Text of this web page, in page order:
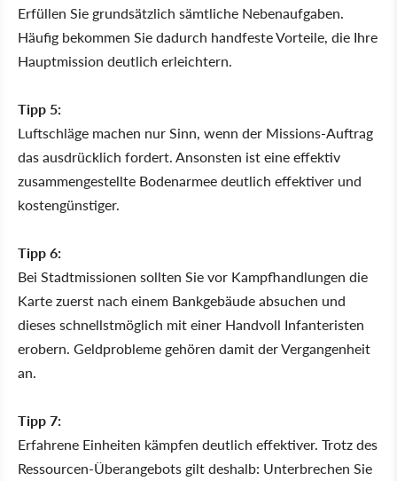
Erfüllen Sie grundsätzlich sämtliche Nebenaufgaben.
Häufig bekommen Sie dadurch handfeste Vorteile, die Ihre
Hauptmission deutlich erleichtern.
Tipp 5:
Luftschläge machen nur Sinn, wenn der Missions-Auftrag
das ausdrücklich fordert. Ansonsten ist eine effektiv
zusammengestellte Bodenarmee deutlich effektiver und
kostengünstiger.
Tipp 6:
Bei Stadtmissionen sollten Sie vor Kampfhandlungen die
Karte zuerst nach einem Bankgebäude absuchen und
dieses schnellstmöglich mit einer Handvoll Infanteristen
erobern. Geldprobleme gehören damit der Vergangenheit
an.
Tipp 7:
Erfahrene Einheiten kämpfen deutlich effektiver. Trotz des
Ressourcen-Überangebots gilt deshalb: Unterbrechen Sie